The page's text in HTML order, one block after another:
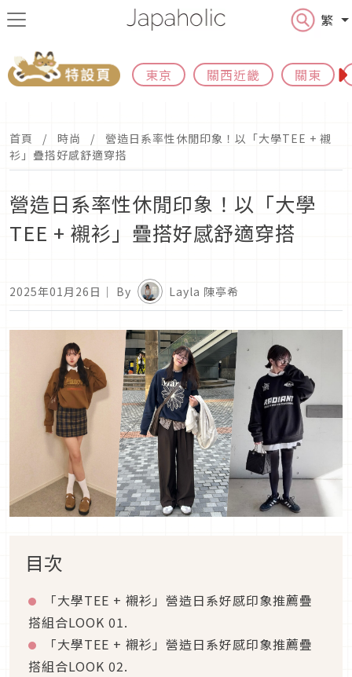
繁
東京 關西近畿 關東
首頁 時尚
營造日系率性休閒印象！以「大學TEE + 襯
衫」疊搭好感舒適穿搭
營造日系率性休閒印象！以「大學
TEE + 襯衫」疊搭好感舒適穿搭
2025年01月26日 ｜ By Layla 陳亭希
目次
「大學TEE + 襯衫」營造日系好感印象推薦疊
搭組合LOOK 01.
「大學TEE + 襯衫」營造日系好感印象推薦疊
搭組合LOOK 02.